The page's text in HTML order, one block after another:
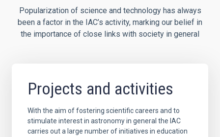
Popularization of science and technology has always
been a factor in the IAC’s activity, marking our belief in
the importance of close links with society in general
Projects and activities
With the aim of fostering scientific careers and to
stimulate interest in astronomy in general the IAC
carries out a large number of initiatives in education